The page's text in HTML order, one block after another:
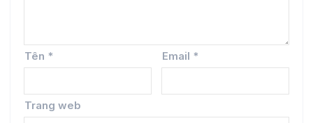
Tên * Email *
Trang web